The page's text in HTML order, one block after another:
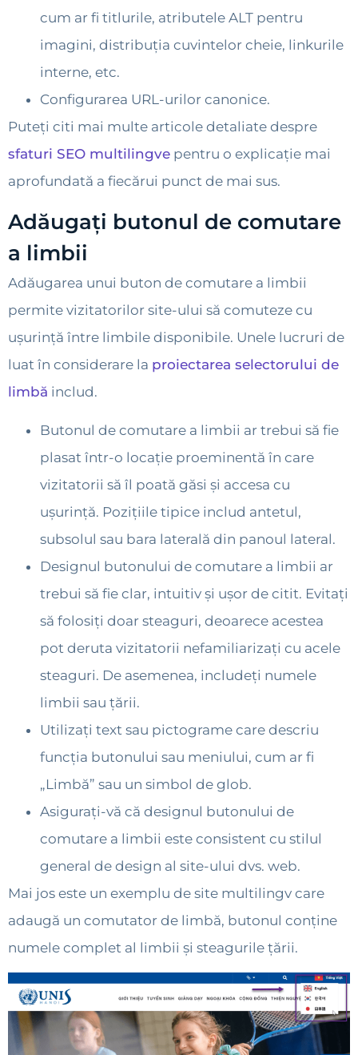
cum ar fi titlurile, atributele ALT pentru
imagini, distribuția cuvintelor cheie, linkurile
interne, etc.
Configurarea URL-urilor canonice.
Puteți citi mai multe articole detaliate despre
sfaturi SEO multilingve pentru o explicație mai
aprofundată a fiecărui punct de mai sus.
Adăugați butonul de comutare
a limbii
Adăugarea unui buton de comutare a limbii
permite vizitatorilor site-ului să comuteze cu
ușurință între limbile disponibile. Unele lucruri de
luat în considerare la proiectarea selectorului de
limbă includ.
Butonul de comutare a limbii ar trebui să fie
plasat într-o locație proeminentă în care
vizitatorii să îl poată găsi și accesa cu
ușurință. Pozițiile tipice includ antetul,
subsolul sau bara laterală din panoul lateral.
Designul butonului de comutare a limbii ar
trebui să fie clar, intuitiv și ușor de citit. Evitați
să folosiți doar steaguri, deoarece acestea
pot deruta vizitatorii nefamiliarizați cu acele
steaguri. De asemenea, includeți numele
limbii sau țării.
Utilizați text sau pictograme care descriu
funcția butonului sau meniului, cum ar fi
„Limbă” sau un simbol de glob.
Asigurați-vă că designul butonului de
comutare a limbii este consistent cu stilul
general de design al site-ului dvs. web.
Mai jos este un exemplu de site multilingv care
adaugă un comutator de limbă, butonul conține
numele complet al limbii și steagurile țării.